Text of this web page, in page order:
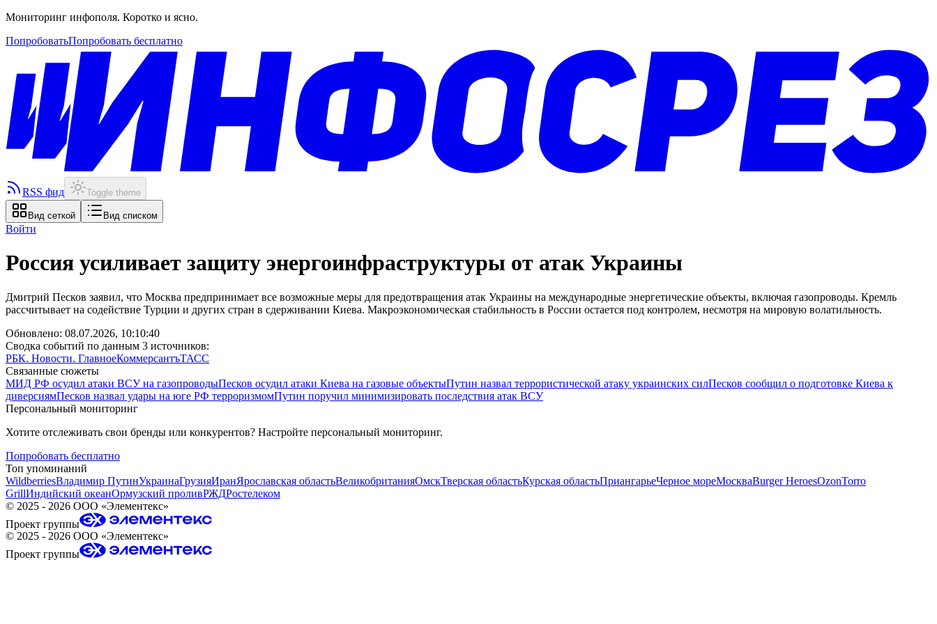
Мониторинг инфополя. Коротко и ясно.
ПопробоватьПопробовать бесплатно
RSS фид Toggle theme
Вид сеткой Вид списком
Войти
Россия усиливает защиту энергоинфраструктуры от атак Украины
Дмитрий Песков заявил, что Москва предпринимает все возможные меры для предотвращения атак Украины на международные энергетические объекты, включая газопроводы. Кремль
рассчитывает на содействие Турции и других стран в сдерживании Киева. Макроэкономическая стабильность в России остается под контролем, несмотря на мировую волатильность.
Обновлено: 08.07.2026, 10:10:40
Сводка событий по данным 3 источников:
РБК. Новости. ГлавноеКоммерсантъТАСС
Связанные сюжеты
МИД РФ осудил атаки ВСУ на газопроводыПесков осудил атаки Киева на газовые объектыПутин назвал террористической атаку украинских силПесков сообщил о подготовке Киева к
диверсиямПесков назвал удары на юге РФ терроризмомПутин поручил минимизировать последствия атак ВСУ
Персональный мониторинг
Хотите отслеживать свои бренды или конкурентов? Настройте персональный мониторинг.
Попробовать бесплатно
Топ упоминаний
WildberriesВладимир ПутинУкраинаГрузияИранЯрославская областьВеликобританияОмскТверская областьКурская областьПриангарьеЧерное мореМоскваBurger HeroesOzonTorro
GrillИндийский океанОрмузский проливРЖДРостелеком
© 2025 - 2026 ООО «Элементекс»
Проект группы
© 2025 - 2026 ООО «Элементекс»
Проект группы